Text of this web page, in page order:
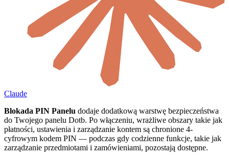
Claude
Blokada PIN Panelu dodaje dodatkową warstwę bezpieczeństwa
do Twojego panelu Dotb. Po włączeniu, wrażliwe obszary takie jak
płatności, ustawienia i zarządzanie kontem są chronione 4-
cyfrowym kodem PIN — podczas gdy codzienne funkcje, takie jak
zarządzanie przedmiotami i zamówieniami, pozostają dostępne.